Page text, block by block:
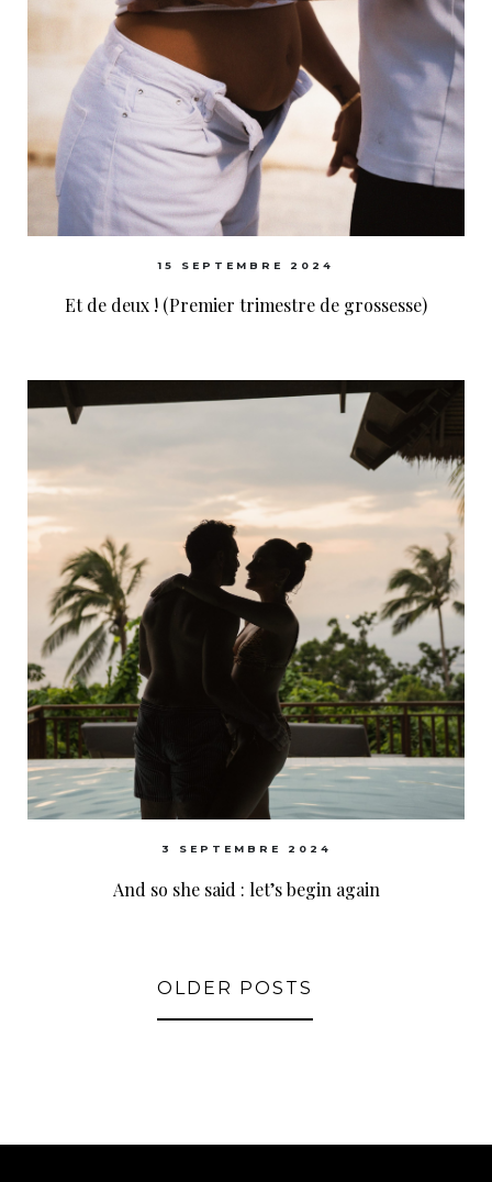
15 SEPTEMBRE 2024
Et de deux ! (Premier trimestre de grossesse)
3 SEPTEMBRE 2024
And so she said : let’s begin again
OLDER POSTS